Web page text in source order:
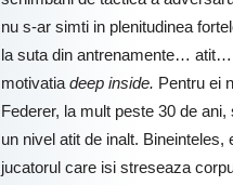
nu s-ar simti in plenitudinea
la suta din antrenamente… atit…
motivatia deep inside. Pentru ei
Federer, la mult peste 30 de
un nivel atit de inalt.
jucatorul care isi streseaza